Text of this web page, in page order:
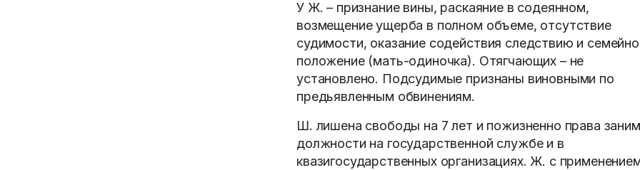
У Ж. – признание вины, раскаяние в содеянном,
возмещение ущерба в полном объеме, отсутствие
судимости, оказание содействия следствию и
положение (мать-одиночка). Отягчающих – не
установлено. Подсудимые признаны виновными по
предьявленным обвинениям.
Ш. лишена свободы на 7 лет и пожизненно права
должности на государственной службе и в
квазигосударственных организациях. Ж. с